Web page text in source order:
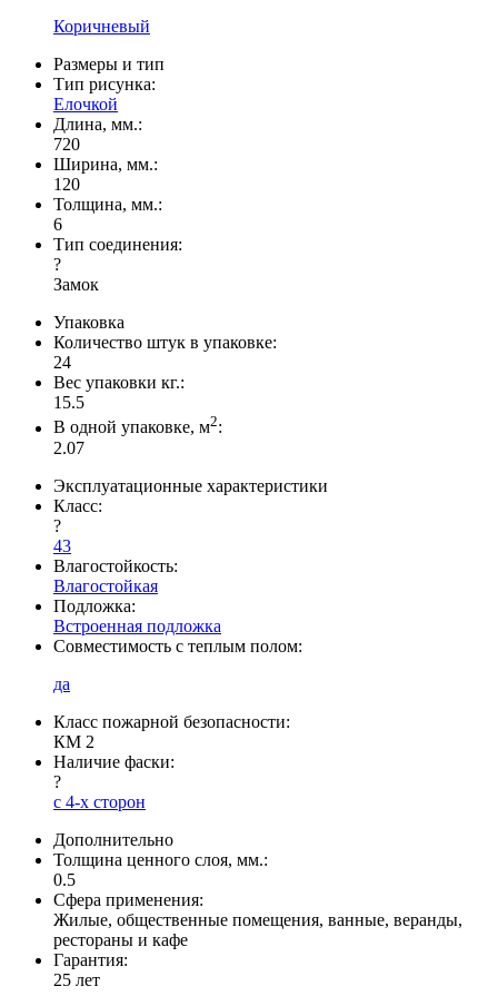
Коричневый
Размеры и тип
Тип рисунка:
Елочкой
Длина, мм.:
720
Ширина, мм.:
120
Толщина, мм.:
6
Тип соединения:
?
Замок
Упаковка
Количество штук в упаковке:
24
Вес упаковки кг.:
15.5
В одной упаковке, м2:
2.07
Эксплуатационные характеристики
Класс:
?
43
Влагостойкость:
Влагостойкая
Подложка:
Встроенная подложка
Совместимость с теплым полом:
да
Класс пожарной безопасности:
КМ 2
Наличие фаски:
?
с 4-х сторон
Дополнительно
Толщина ценного слоя, мм.:
0.5
Сфера применения:
Жилые, общественные помещения, ванные, веранды,
рестораны и кафе
Гарантия:
25 лет